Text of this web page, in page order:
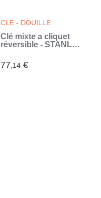
CLÉ - DOUILLE
Clé mixte a cliquet
réversible - STANLEY
FMMT82848-0 - jeu de
7 pieces - 8 a 19 mm
77,14 €